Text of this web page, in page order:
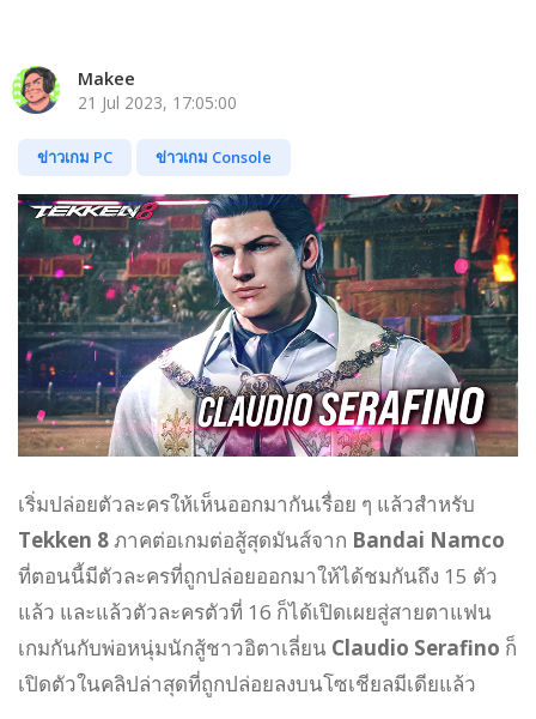
Makee
21 Jul 2023, 17:05:00
ข่าวเกม PC ข่าวเกม Console
เริ่มปล่อยตัวละครให้เห็นออกมากันเรื่อย ๆ แล้วสำหรับ
Tekken 8ภาคต่อเกมต่อสู้สุดมันส์จาก Bandai Namco
ที่ตอนนี้มีตัวละครที่ถูกปล่อยออกมาให้ได้ชมกันถึง 15 ตัว
แล้ว และแล้วตัวละครตัวที่ 16 ก็ได้เปิดเผยสู่สายตาแฟน
เกมกันกับพ่อหนุ่มนักสู้ชาวอิตาเลี่ยน Claudio Serafino ก็
เปิดตัวในคลิปล่าสุดที่ถูกปล่อยลงบนโซเชียลมีเดียแล้ว